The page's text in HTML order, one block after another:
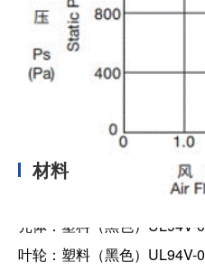
材料
壳体：塑料（黑色）UL94V-0
叶轮：塑料（黑色）UL94V-0